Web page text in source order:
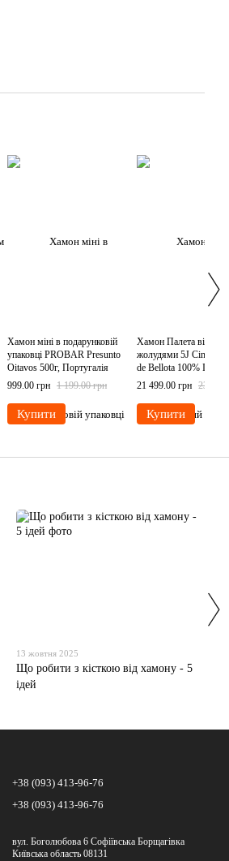
Хамон міні в подарунковій
упаковці PROBAR Presunto
Oitavos 500г, Португалія
999.00 грн 1 199.00 грн
Купити
Хамон Палета
жолудями 5J Cinco
de Bellota 100% Iberica
преміальної якості
21 499.00 грн 23
Купити
13 жовтня 2025
Що робити з кісткою від хамону - 5
ідей
+38 (093) 413-96-76
+38 (093) 413-96-76
вул. Боголюбова 6 Софіївська Борщагівка
Київська область 08131